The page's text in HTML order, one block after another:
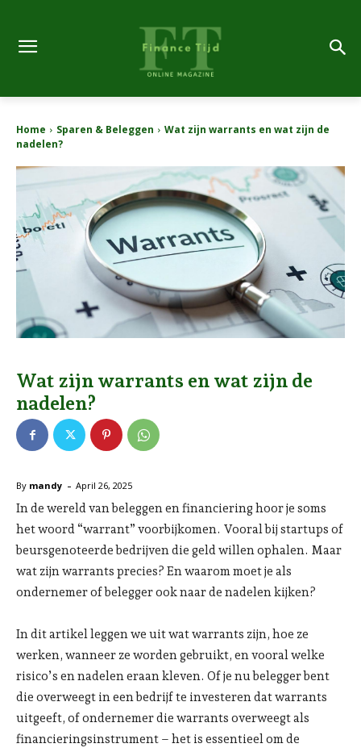
Home Sparen & Beleggen
Wat zijn warrants en wat zijn de
nadelen?
Wat zijn warrants en wat zijn de
nadelen?
By mandy - April 26, 2025
In de wereld van beleggen en financiering hoor je soms
het woord “warrant” voorbijkomen. Vooral bij startups of
beursgenoteerde bedrijven die geld willen ophalen. Maar
wat zijn warrants precies? En waarom moet je als
ondernemer of belegger ook naar de nadelen kijken?
In dit artikel leggen we uit wat warrants zijn, hoe ze
werken, wanneer ze worden gebruikt, en vooral welke
risico’s en nadelen eraan kleven. Of je nu belegger bent
die overweegt in een bedrijf te investeren dat warrants
uitgeeft, of ondernemer die warrants overweegt als
financieringsinstrument – het is essentieel om de